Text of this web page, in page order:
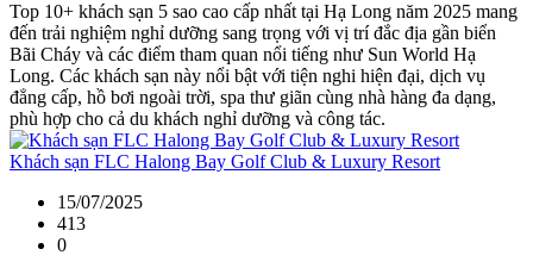
Top 10+ khách sạn 5 sao cao cấp nhất tại Hạ Long năm 2025 mang
đến trải nghiệm nghỉ dưỡng sang trọng với vị trí đắc địa gần biển
Bãi Cháy và các điểm tham quan nổi tiếng như Sun World Hạ
Long. Các khách sạn này nổi bật với tiện nghi hiện đại, dịch vụ
đẳng cấp, hồ bơi ngoài trời, spa thư giãn cùng nhà hàng đa dạng,
phù hợp cho cả du khách nghỉ dưỡng và công tác.
Khách sạn FLC Halong Bay Golf Club & Luxury Resort
15/07/2025
413
0